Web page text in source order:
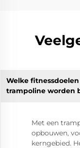
Welke
trampoline worden
Met een
opbouwen,
kerngebied.